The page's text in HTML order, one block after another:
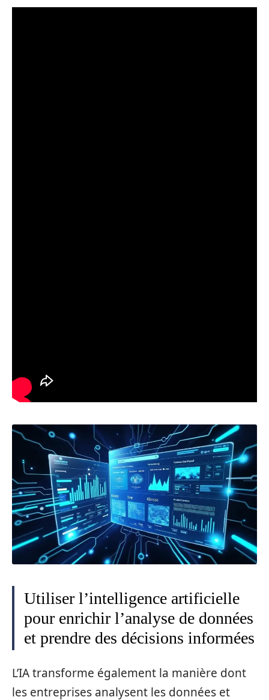
Utiliser l’intelligence artificielle
pour enrichir l’analyse de données
et prendre des décisions informées
L’IA transforme également la manière dont
les entreprises analysent les données et